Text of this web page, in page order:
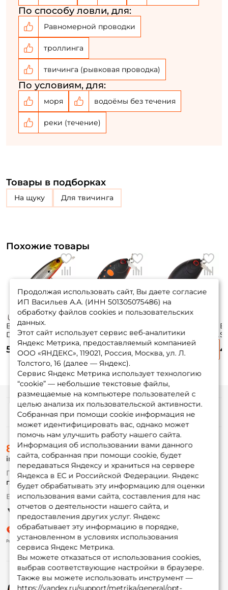
По способу ловли, для:
Равномерной проводки
троллинга
твичинга (рывковая проводка)
По условиям, для:
моря водоёмы без течения
реки (течение)
Товары в подборках
на щуку для твичинга
Похожие товары
Воблер Tsuyoki
Draga 100sp 10см.
17,3гр. 268R до 1,4м.
suspending
555 ₽
Swing Sr 35f 3,5см.
3,5гр. 061 до 0,4м.
floating
420 ₽
Swing Sr 35f 3,5см.
3,5гр. 291 до 0,4м.
floating
420 ₽
Продолжая использовать сайт, Вы даете согласие
ИП Васильев А.А. (ИНН 501305075486) на
обработку файлов cookies и пользовательских
данных.
Этот сайт использует сервис веб-аналитики
Яндекс Метрика, предоставляемый компанией
ООО «ЯНДЕКС», 119021, Россия, Москва, ул. Л.
Толстого, 16 (далее — Яндекс).
Сервис Яндекс Метрика использует технологию
“cookie” — небольшие текстовые файлы,
размещаемые на компьютере пользователей с
целью анализа их пользовательской активности.
Собранная при помощи cookie информация не
может идентифицировать вас, однако может
помочь нам улучшить работу нашего сайта.
Информация об использовании вами данного
сайта, собранная при помощи cookie, будет
передаваться Яндексу и храниться на сервере
Яндекса в ЕС и Российской Федерации. Яндекс
будет обрабатывать эту информацию для оценки
использования вами сайта, составления для нас
отчетов о деятельности нашего сайта, и
предоставления других услуг. Яндекс
обрабатывает эту информацию в порядке,
установленном в условиях использования
сервиса Яндекс Метрика.
Вы можете отказаться от использования cookies,
выбрав соответствующие настройки в браузере.
Также вы можете использовать инструмент —
https://yandex.ru/support/metrika/general/opt-
Информация
О магазине
Доставка
Оплата
Fox-bonus
Гуру
Партнерская программа
8 (495) 532-77-88
info@foxfishing.ru
По вопросам с заказом
г. Москва, ул. Плеханова д.7
Ежедневно 10:00 до 20:00